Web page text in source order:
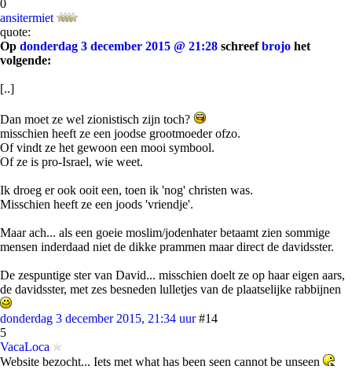
0
ansitermiet
quote:
Op donderdag 3 december 2015 @ 21:28 schreefbrojo het
volgende:
[..]
Dan moet ze wel zionistisch zijn toch?
misschien heeft ze een joodse grootmoeder ofzo.
Of vindt ze het gewoon een mooi symbool.
Of ze is pro-Israel, wie weet.
Ik droeg er ook ooit een, toen ik 'nog' christen was.
Misschien heeft ze een joods 'vriendje'.
Maar ach... als een goeie moslim/jodenhater betaamt zien sommige
mensen inderdaad niet de dikke prammen maar direct de davidsster.
De zespuntige ster van David... misschien doelt ze op haar eigen aars,
de davidsster, met zes besneden lulletjes van de plaatselijke rabbijnen
donderdag 3 december 2015, 21:34 uur #14
5
VacaLoca
Website bezocht... Iets met what has been seen cannot be unseen